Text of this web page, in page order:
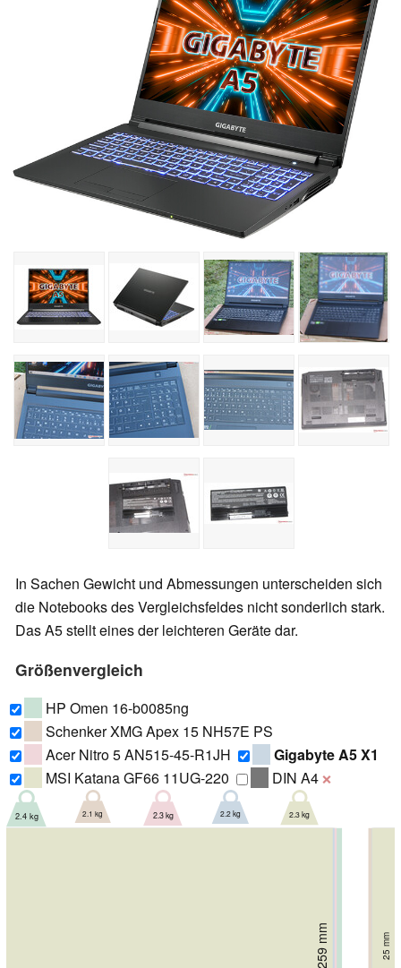
In Sachen Gewicht und Abmessungen unterscheiden sich
die Notebooks des Vergleichsfeldes nicht sonderlich stark.
Das A5 stellt eines der leichteren Geräte dar.
Größenvergleich
HP Omen 16-b0085ng
Schenker XMG Apex 15 NH57E PS
Acer Nitro 5 AN515-45-R1JH
Gigabyte A5 X1
MSI Katana GF66 11UG-220
DIN A4 ❌
248 mm 23 mm
2.4 kg
258 mm 29 mm
2.1 kg
255 mm 23.9 mm
2.3 kg
258 mm 25.3 mm
2.2 kg
259 mm 25 mm
2.3 kg